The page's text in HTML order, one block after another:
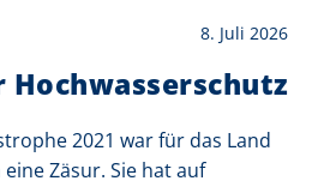
8. Juli 2026
Hochwasserschutz
2021 war für das Land
Zäsur. Sie hat auf